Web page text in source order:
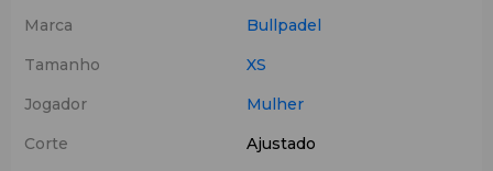
Marca
Bullpadel
Tamanho
XS
Jogador
Mulher
Corte
Ajustado